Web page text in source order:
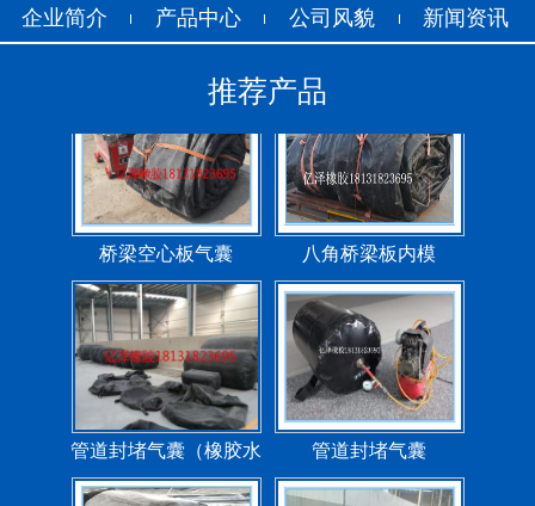
企业简介 产品中心 公司风貌 新闻资讯
推荐产品
管道封堵气囊（橡胶水
堵）
管道封堵气囊
污水管道封堵气囊 管道堵水气囊